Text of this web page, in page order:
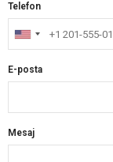
Telefon
E-posta
Mesaj